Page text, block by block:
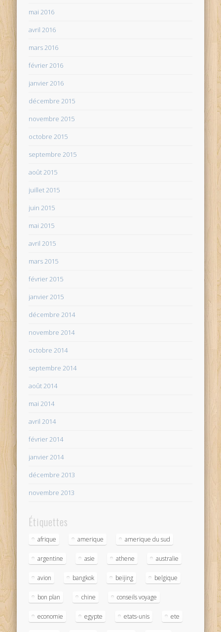
mai 2016
avril 2016
mars 2016
février 2016
janvier 2016
décembre 2015
novembre 2015
octobre 2015
septembre 2015
août 2015
juillet 2015
juin 2015
mai 2015
avril 2015
mars 2015
février 2015
janvier 2015
décembre 2014
novembre 2014
octobre 2014
septembre 2014
août 2014
mai 2014
avril 2014
février 2014
janvier 2014
décembre 2013
novembre 2013
Étiquettes
afrique amerique amerique du sud
argentine asie athene australie
avion bangkok beijing belgique
bon plan chine conseils voyage
economie egypte etats-unis ete